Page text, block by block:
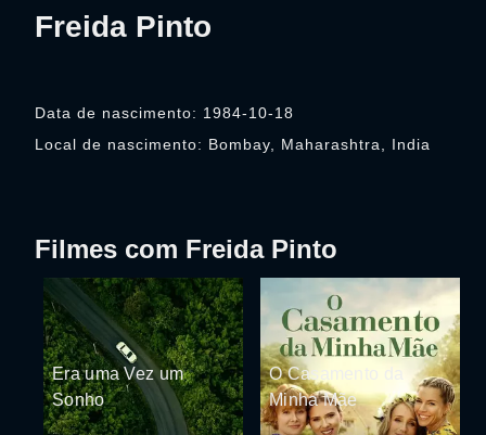
Freida Pinto
Data de nascimento: 1984-10-18
Local de nascimento: Bombay, Maharashtra, India
Filmes com Freida Pinto
Era uma Vez um
Sonho
O Casamento da
Minha Mãe